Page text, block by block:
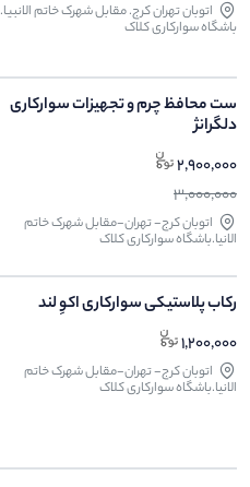
اتوبان تهران کرج. مقابل شهرک خاتم الانبیا.
باشگاه سوارکاری کلاک
ست محافظ چرم و تجهیزات سوارکاری
دلگرانژ
2,900,000
3,000,000
اتوبان کرج- تهران-مقابل شهرک خاتم
الانیا.باشگاه سوارکاری کلاک
رکاب پلاستیکی سوارکاری اکوِ لند
1,200,000
اتوبان کرج- تهران-مقابل شهرک خاتم
الانیا.باشگاه سوارکاری کلاک